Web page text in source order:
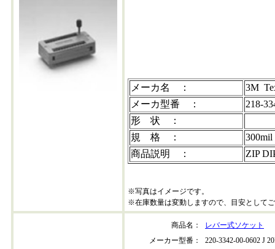
メーカ名 ：
3M
メーカ型番 ：
218-
形 状 ：
規 格 ：
商品説明 ：
ZIP
※写真はイメージです。
※在庫数量は変動しますので、目安として
商品名：
レバー式ソケット
メーカー型番：
220-3342-00-0602 J